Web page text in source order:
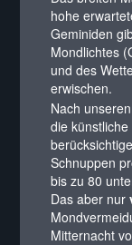
hohe
Geminiden
Mondlichtes
und des
erwischen.
Nach
die
Schnuppen
bis zu 80
Das aber nur
Mitternacht